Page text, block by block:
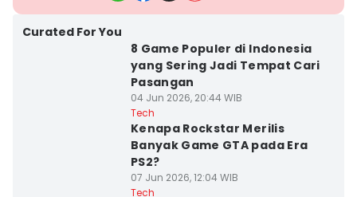
Curated For You
8 Game Populer di Indonesia
yang Sering Jadi Tempat Cari
Pasangan
04 Jun 2026, 20:44 WIB
Tech
Kenapa Rockstar Merilis
Banyak Game GTA pada Era
PS2?
07 Jun 2026, 12:04 WIB
Tech